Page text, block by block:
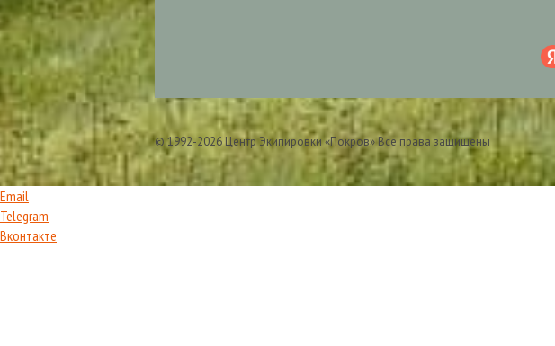
© 1992-2026 Центр Экипировки «Покров» Все права защищены
Email
Telegram
Вконтакте